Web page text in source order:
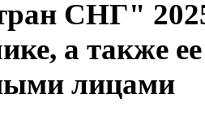
СНГ"
а также
лицами